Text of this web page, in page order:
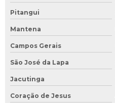
Pitangui
Mantena
Campos Gerais
São José da Lapa
Jacutinga
Coração de Jesus